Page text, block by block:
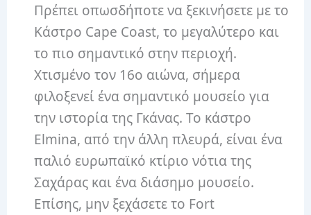
Πρέπει οπωσδήποτε να ξεκινήσετε με το
Κάστρο Cape Coast, το μεγαλύτερο και
το πιο σημαντικό στην περιοχή.
Χτισμένο τον 16ο αιώνα, σήμερα
φιλοξενεί ένα σημαντικό μουσείο για
την ιστορία της Γκάνας. Το κάστρο
Elmina, από την άλλη πλευρά, είναι ένα
παλιό ευρωπαϊκό κτίριο νότια της
Σαχάρας και ένα διάσημο μουσείο.
Επίσης, μην ξεχάσετε το Fort